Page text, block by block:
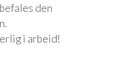
den
i arbeid!